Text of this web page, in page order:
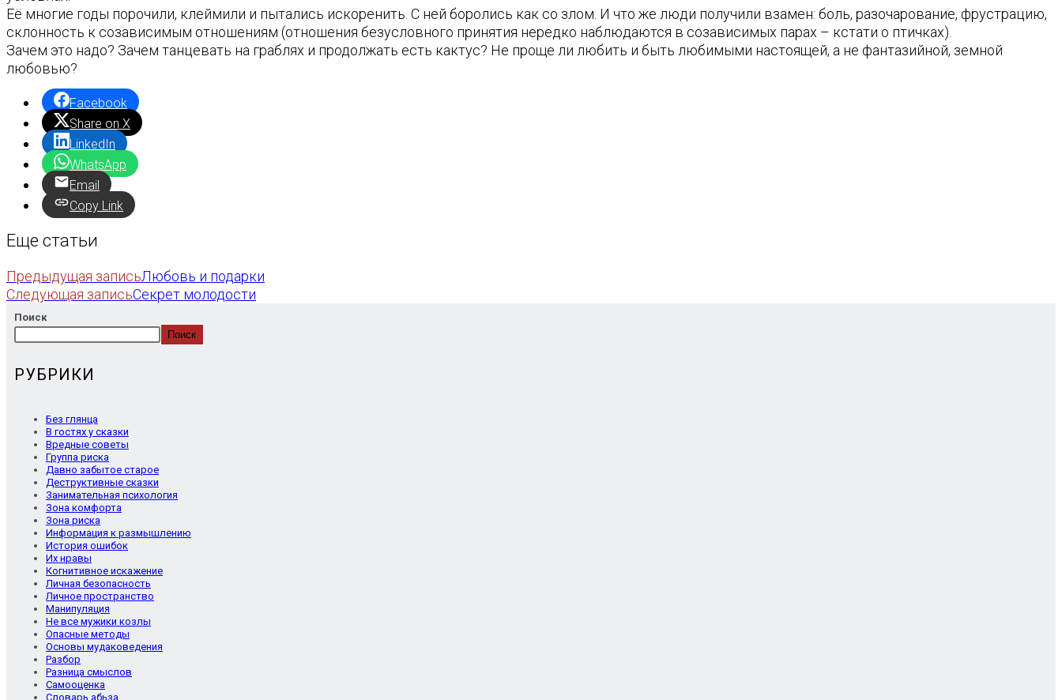
Её многие годы порочили, клеймили и пытались искоренить. С ней боролись как со злом. И что же люди получили взамен: боль, разочарование, фрустрацию,
склонность к созависимым отношениям (отношения безусловного принятия нередко наблюдаются в созависимых парах – кстати о птичках).
Зачем это надо? Зачем танцевать на граблях и продолжать есть кактус? Не проще ли любить и быть любимыми настоящей, а не фантазийной, земной
любовью?
Facebook
Share on X
LinkedIn
WhatsApp
Email
Copy Link
Еще статьи
Предыдущая записьЛюбовь и подарки
Следующая записьСекрет молодости
Поиск
Поиск
РУБРИКИ
Без глянца
В гостях у сказки
Вредные советы
Группа риска
Давно забытое старое
Деструктивные сказки
Занимательная психология
Зона комфорта
Зона риска
Информация к размышлению
История ошибок
Их нравы
Когнитивное искажение
Личная безопасность
Личное пространство
Манипуляция
Не все мужики козлы
Опасные методы
Основы мудаковедения
Разбор
Разница смыслов
Самооценка
Словарь абьза